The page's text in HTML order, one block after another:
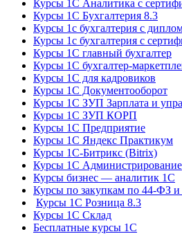
Курсы 1С Аналитика с
Курсы 1С Бухгалтерия 8.3
Курсы 1с бухгалтерия с
Курсы 1с бухгалтерия с
Курсы 1С главный бухгалтер
Курсы 1С бухгалтер-
Курсы 1С для кадровиков
Курсы 1С Документооборот
Курсы 1С ЗУП Зарплата и
Курсы 1С ЗУП КОРП
Курсы 1С Предприятие
Курсы 1С Яндекс Практикум
Курсы 1С-Битрикс (Bitrix)
Курсы 1С Администрирование
Курсы бизнес — аналитик 1С
Курсы по закупкам по 44‑ФЗ
Курсы 1С Розница 8.3
Курсы 1С Склад
Бесплатные курсы 1С